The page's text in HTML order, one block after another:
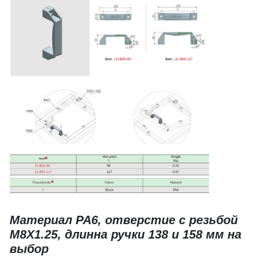
Материал PA6, отверстие с резьбой
М8Х1.25, длинна ручки 138 и 158 мм на
выбор